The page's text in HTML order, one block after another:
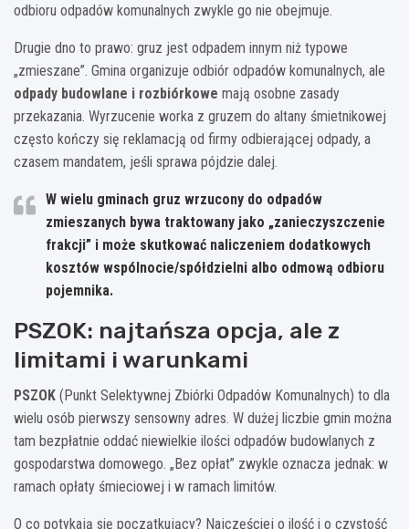
odbioru odpadów komunalnych zwykle go nie obejmuje.
Drugie dno to prawo: gruz jest odpadem innym niż typowe
„zmieszane”. Gmina organizuje odbiór odpadów komunalnych, ale
odpady budowlane i rozbiórkowe mają osobne zasady
przekazania. Wyrzucenie worka z gruzem do altany śmietnikowej
często kończy się reklamacją od firmy odbierającej odpady, a
czasem mandatem, jeśli sprawa pójdzie dalej.
W wielu gminach gruz wrzucony do odpadów
zmieszanych bywa traktowany jako „zanieczyszczenie
frakcji” i może skutkować naliczeniem dodatkowych
kosztów wspólnocie/spółdzielni albo odmową odbioru
pojemnika.
PSZOK: najtańsza opcja, ale z
limitami i warunkami
PSZOK (Punkt Selektywnej Zbiórki Odpadów Komunalnych) to dla
wielu osób pierwszy sensowny adres. W dużej liczbie gmin można
tam bezpłatnie oddać niewielkie ilości odpadów budowlanych z
gospodarstwa domowego. „Bez opłat” zwykle oznacza jednak: w
ramach opłaty śmieciowej i w ramach limitów.
O co potykają się początkujący? Najczęściej o ilość i o czystość